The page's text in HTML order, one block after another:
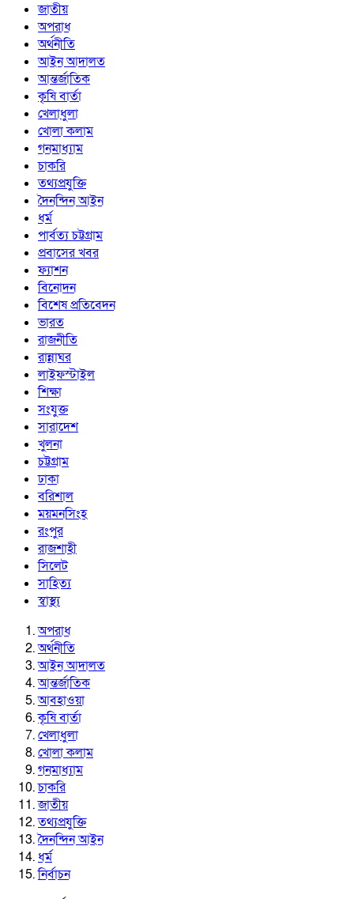
জাতীয়
অপরাধ
অর্থনীতি
আইন আদালত
আন্তর্জাতিক
কৃষি বার্তা
খেলাধুলা
খোলা কলাম
গনমাধ্যাম
চাকরি
তথ্যপ্রযুক্তি
দৈনন্দিন আইন
ধর্ম
পার্বত্য চট্টগ্রাম
প্রবাসের খবর
ফ্যাশন
বিনোদন
বিশেষ প্রতিবেদন
ভারত
রাজনীতি
রান্নাঘর
লাইফস্টাইল
শিক্ষা
সংযুক্ত
সারাদেশ
খুলনা
চট্টগ্রাম
ঢাকা
বরিশাল
ময়মনসিংহ
রংপুর
রাজশাহী
সিলেট
সাহিত্য
স্বাস্থ্য
অপরাধ
অর্থনীতি
আইন আদালত
আন্তর্জাতিক
আবহাওয়া
কৃষি বার্তা
খেলাধুলা
খোলা কলাম
গনমাধ্যাম
চাকরি
জাতীয়
তথ্যপ্রযুক্তি
দৈনন্দিন আইন
ধর্ম
নির্বাচন